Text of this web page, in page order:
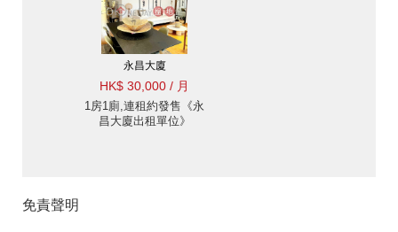
永昌大廈
HK$ 30,000 / 月
1房1廁,連租約發售《永
昌大廈出租單位》
免責聲明